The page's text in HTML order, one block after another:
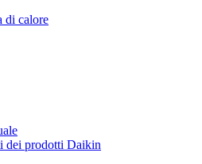
di calore
dei prodotti Daikin